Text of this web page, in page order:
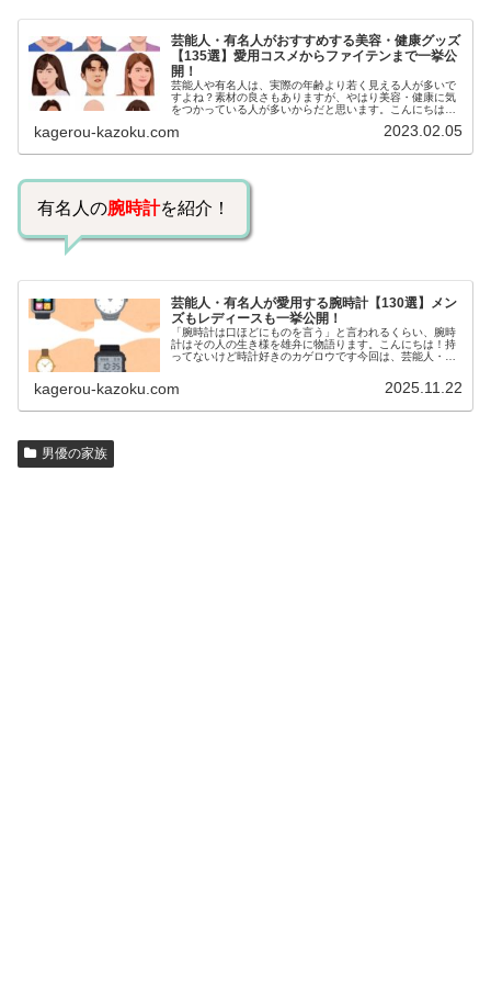
芸能人・有名人がおすすめする美容・健康グッズ
【135選】愛用コスメからファイテンまで一挙公
開！
芸能人や有名人は、実際の年齢より若く見える人が多いで
すよね？素材の良さもありますが、やはり美容・健康に気
をつかっている人が多いからだと思います。こんにちは！
いるのでしょうか？今回は、芸能人…
kagerou-kazoku.com 2023.02.05
有名人の腕時計を紹介！
芸能人・有名人が愛用する腕時計【130選】メン
ズもレディースも一挙公開！
「腕時計は口ほどにものを言う」と言われるくらい、腕時
計はその人の生き様を雄弁に物語ります。こんにちは！持
ってないけど時計好きのカゲロウです今回は、芸能人・有
kagerou-kazoku.com 2025.11.22
男優の家族